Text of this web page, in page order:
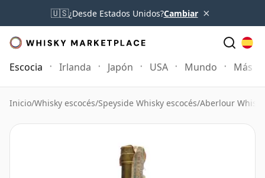
🇺🇸¿Desde Estados Unidos?Cambiar ×
Escocia Irlanda Japón USA Mundo Más
Inicio/Whisky escocés/Speyside Whisky escocés/Aberlour Whisky